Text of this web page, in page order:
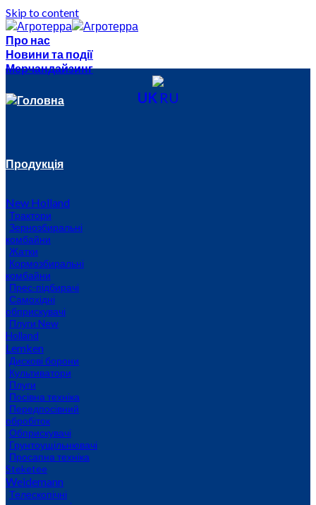
Skip to content
Про нас
Новини та події
Мерчандайзинг
UK RU
Головна
Продукція
New Holland
Трактори
Зернозбиральні
комбайни
Жатки
Кормозбиральні
комбайни
Прес-підбирачі
Самохідні
обприскувачі
Плуги New
Holland
Lemken
Дискові борони
Культиватори
Плуги
Посівна техніка
Передпосівний
обробіток
Обприскувачі
Грунтоущільнювачі
Просапна техніка
Steketee
Weidemann
Телескопічні